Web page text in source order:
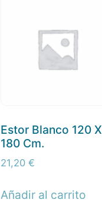
Estor Blanco 120 X
180 Cm.
21,20 €
Añadir al carrito